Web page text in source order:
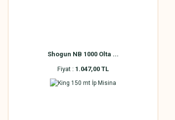
Shogun NB 1000 Olta ...
Fiyat : 1.047,00 TL